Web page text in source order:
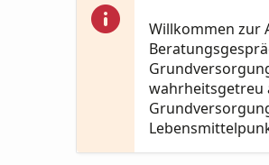
Willkommen zur
wahrheitsgetreu